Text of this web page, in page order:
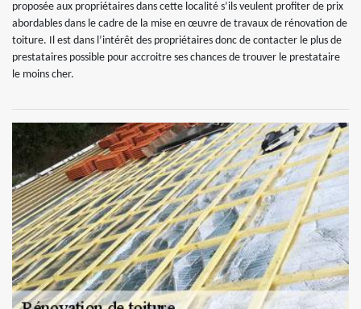
proposée aux propriétaires dans cette localité s’ils veulent profiter de prix
abordables dans le cadre de la mise en œuvre de travaux de rénovation de
toiture. Il est dans l’intérêt des propriétaires donc de contacter le plus de
prestataires possible pour accroitre ses chances de trouver le prestataire
le moins cher.